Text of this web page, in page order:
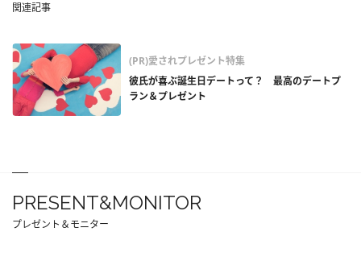
関連記事
(PR)愛されプレゼント特集
彼氏が喜ぶ誕生日デートって？ 最高のデートプ
ラン＆プレゼント
PRESENT&MONITOR
プレゼント＆モニター